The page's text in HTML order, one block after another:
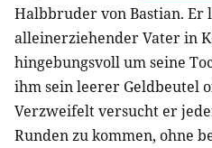
Halbbruder von Bastian. Er
alleinerziehender Vater in
hingebungsvoll um seine
ihm sein leerer Geldbeutel
Verzweifelt versucht er
Runden zu kommen, ohne